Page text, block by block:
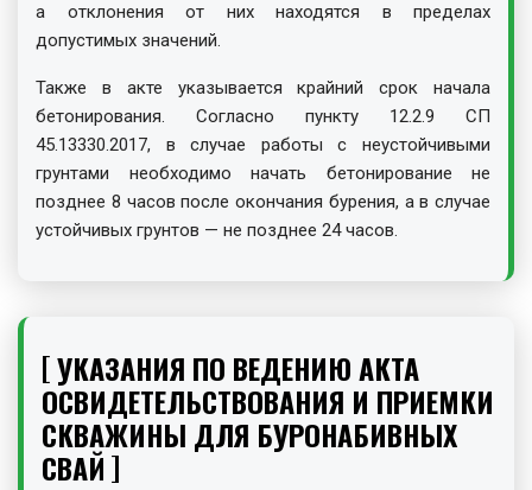
а отклонения от них находятся в пределах
допустимых значений.
Также в акте указывается крайний срок начала
бетонирования. Согласно пункту 12.2.9 СП
45.13330.2017, в случае работы с неустойчивыми
грунтами необходимо начать бетонирование не
позднее 8 часов после окончания бурения, а в случае
устойчивых грунтов — не позднее 24 часов.
УКАЗАНИЯ ПО ВЕДЕНИЮ АКТА
ОСВИДЕТЕЛЬСТВОВАНИЯ И ПРИЕМКИ
СКВАЖИНЫ ДЛЯ БУРОНАБИВНЫХ
СВАЙ